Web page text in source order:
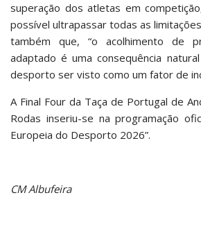
superação dos atletas em
possível ultrapassar todas as
também que, “o acolhimento de
adaptado é uma consequência
desporto ser visto como um fator de
A Final Four da Taça de Portugal de
Rodas inseriu-se na programação
Europeia do Desporto 2026”.
CM Albufeira